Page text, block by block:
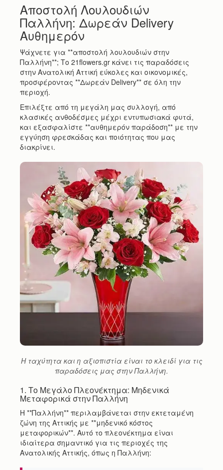
Αποστολή Λουλουδιών
Παλλήνη: Δωρεάν Delivery
Αυθημερόν
Ψάχνετε για **αποστολή λουλουδιών στην
Παλλήνη**; Το 21flowers.gr κάνει τις παραδόσεις
στην Ανατολική Αττική εύκολες και οικονομικές,
προσφέροντας **Δωρεάν Delivery** σε όλη την
περιοχή.
Επιλέξτε από τη μεγάλη μας συλλογή, από
κλασικές ανθοδέσμες μέχρι εντυπωσιακά φυτά,
και εξασφαλίστε **αυθημερόν παράδοση** με την
εγγύηση φρεσκάδας και ποιότητας που μας
διακρίνει.
Η ταχύτητα και η αξιοπιστία είναι το κλειδί για τις
παραδόσεις μας στην Παλλήνη.
1. Το Μεγάλο Πλεονέκτημα: Μηδενικά
Μεταφορικά στην Παλλήνη
Η **Παλλήνη** περιλαμβάνεται στην εκτεταμένη
ζώνη της Αττικής με **μηδενικό κόστος
μεταφορικών**. Αυτό το πλεονέκτημα είναι
ιδιαίτερα σημαντικό για τις περιοχές της
Ανατολικής Αττικής, όπως η Παλλήνη: